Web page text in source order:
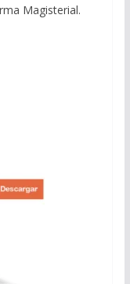
Magisterial.